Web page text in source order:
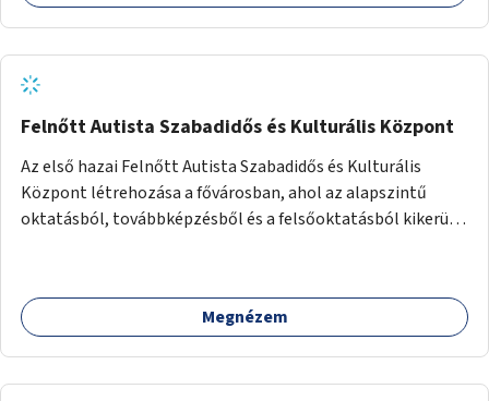
Felnőtt Autista Szabadidős és Kulturális Központ
Az első hazai Felnőtt Autista Szabadidős és Kulturális
Központ létrehozása a fővárosban, ahol az alapszintű
oktatásból, továbbképzésből és a felsőoktatásból kikerülő
Megnézem